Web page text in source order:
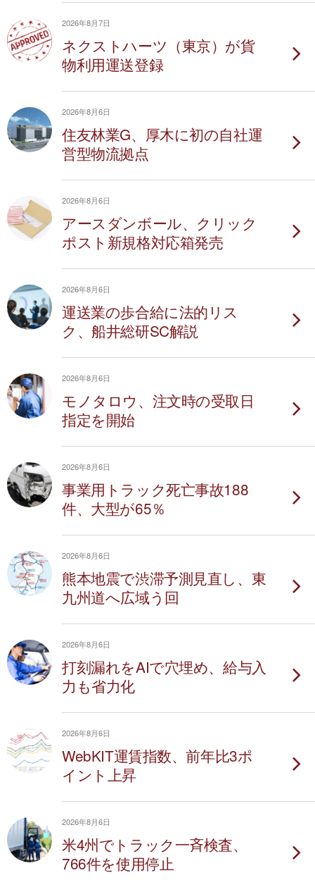
2026年8月7日
ネクストハーツ（東京）が貨
物利用運送登録
2026年8月6日
住友林業G、厚木に初の自社運
営型物流拠点
2026年8月6日
アースダンボール、クリック
ポスト新規格対応箱発売
2026年8月6日
運送業の歩合給に法的リス
ク、船井総研SC解説
2026年8月6日
モノタロウ、注文時の受取日
指定を開始
2026年8月6日
事業用トラック死亡事故188
件、大型が65％
2026年8月6日
熊本地震で渋滞予測見直し、東
九州道へ広域う回
2026年8月6日
打刻漏れをAIで穴埋め、給与入
力も省力化
2026年8月6日
WebKIT運賃指数、前年比3ポ
イント上昇
2026年8月6日
米4州でトラック一斉検査、
766件を使用停止